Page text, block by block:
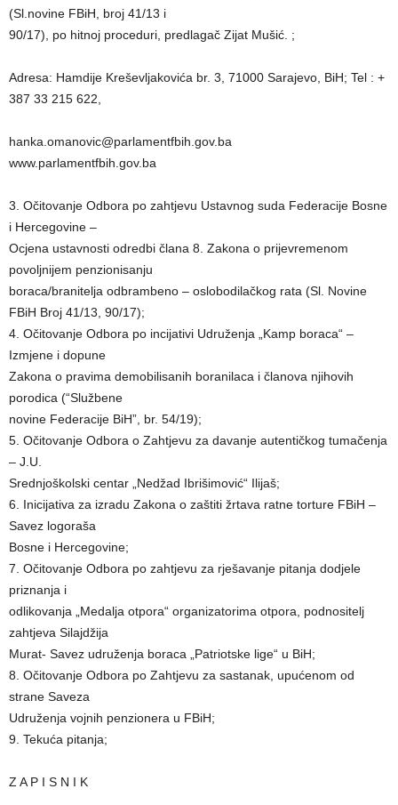
(Sl.novine FBiH, broj 41/13 i
90/17), po hitnoj proceduri, predlagač Zijat Mušić. ;
Adresa: Hamdije Kreševljakovića br. 3, 71000 Sarajevo, BiH; Tel : +
387 33 215 622,
hanka.omanovic@parlamentfbih.gov.ba
www.parlamentfbih.gov.ba
3. Očitovanje Odbora po zahtjevu Ustavnog suda Federacije Bosne
i Hercegovine –
Ocjena ustavnosti odredbi člana 8. Zakona o prijevremenom
povoljnijem penzionisanju
boraca/branitelja odbrambeno – oslobodilačkog rata (Sl. Novine
FBiH Broj 41/13, 90/17);
4. Očitovanje Odbora po incijativi Udruženja „Kamp boraca“ –
Izmjene i dopune
Zakona o pravima demobilisanih boranilaca i članova njihovih
porodica (“Službene
novine Federacije BiH”, br. 54/19);
5. Očitovanje Odbora o Zahtjevu za davanje autentičkog tumačenja
– J.U.
Srednjoškolski centar „Nedžad Ibrišimović“ Ilijaš;
6. Inicijativa za izradu Zakona o zaštiti žrtava ratne torture FBiH –
Savez logoraša
Bosne i Hercegovine;
7. Očitovanje Odbora po zahtjevu za rješavanje pitanja dodjele
priznanja i
odlikovanja „Medalja otpora“ organizatorima otpora, podnositelj
zahtjeva Silajdžija
Murat- Savez udruženja boraca „Patriotske lige“ u BiH;
8. Očitovanje Odbora po Zahtjevu za sastanak, upućenom od
strane Saveza
Udruženja vojnih penzionera u FBiH;
9. Tekuća pitanja;
Z A P I S N I K